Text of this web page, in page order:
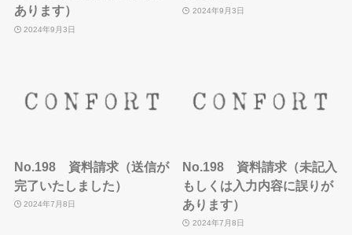
あります）
2024年9月3日
2024年9月3日
No.198 資料請求（送信が
完了いたしました）
2024年7月8日
No.198 資料請求（未記入
もしくは入力内容に誤りが
あります）
2024年7月8日